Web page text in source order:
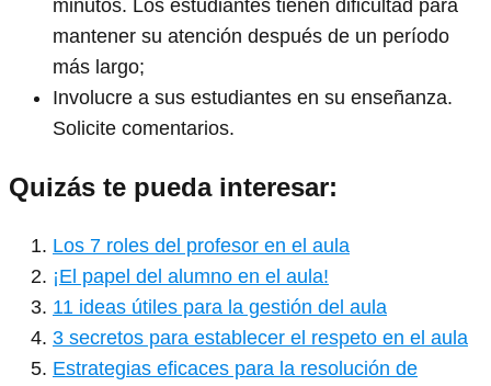
minutos. Los estudiantes tienen dificultad para
mantener su atención después de un período
más largo;
Involucre a sus estudiantes en su enseñanza.
Solicite comentarios.
Quizás te pueda interesar:
Los 7 roles del profesor en el aula
¡El papel del alumno en el aula!
11 ideas útiles para la gestión del aula
3 secretos para establecer el respeto en el aula
Estrategias eficaces para la resolución de